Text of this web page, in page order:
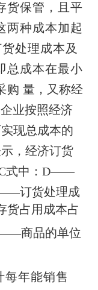
货保管，且平
两种成本加起
处理成本及
总成本在最小
购 量，又称经
业按照经济
现总成本的
，经济订货
式中：D——
订货处理成
占用成本占
商品的单位
每年能销售